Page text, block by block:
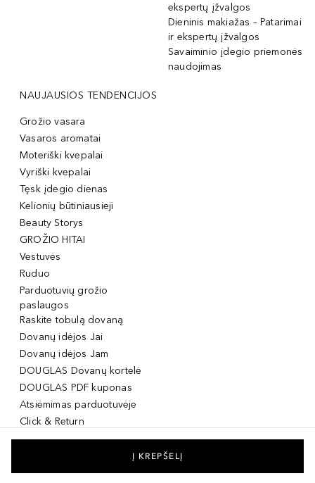
ekspertų įžvalgos
Dieninis makiažas – Patarimai
ir ekspertų įžvalgos
Savaiminio įdegio priemonės
naudojimas
NAUJAUSIOS TENDENCIJOS
Grožio vasara
Vasaros aromatai
Moteriški kvepalai
Vyriški kvepalai
Tęsk įdegio dienas
Kelionių būtiniausieji
Beauty Storys
GROŽIO HITAI
Vestuvės
Ruduo
Parduotuvių grožio
paslaugos
Raskite tobulą dovaną
Dovanų idėjos Jai
Dovanų idėjos Jam
DOUGLAS Dovanų kortelė
DOUGLAS PDF kuponas
Atsiėmimas parduotuvėje
Click & Return
DOUGLAS Grožio Kortelė
Į KREPŠELĮ